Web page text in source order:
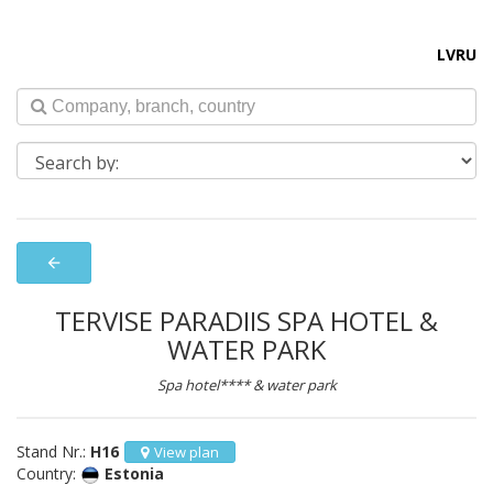
LVRU
arrow_back
TERVISE PARADIIS SPA HOTEL &
WATER PARK
Spa hotel**** & water park
Stand Nr.: H16 View plan
Country: Estonia